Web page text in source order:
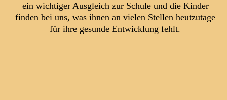
ein wichtiger Ausgleich zur Schule und die Kinder
finden bei uns, was ihnen an vielen Stellen heutzutage
für ihre gesunde Entwicklung fehlt.